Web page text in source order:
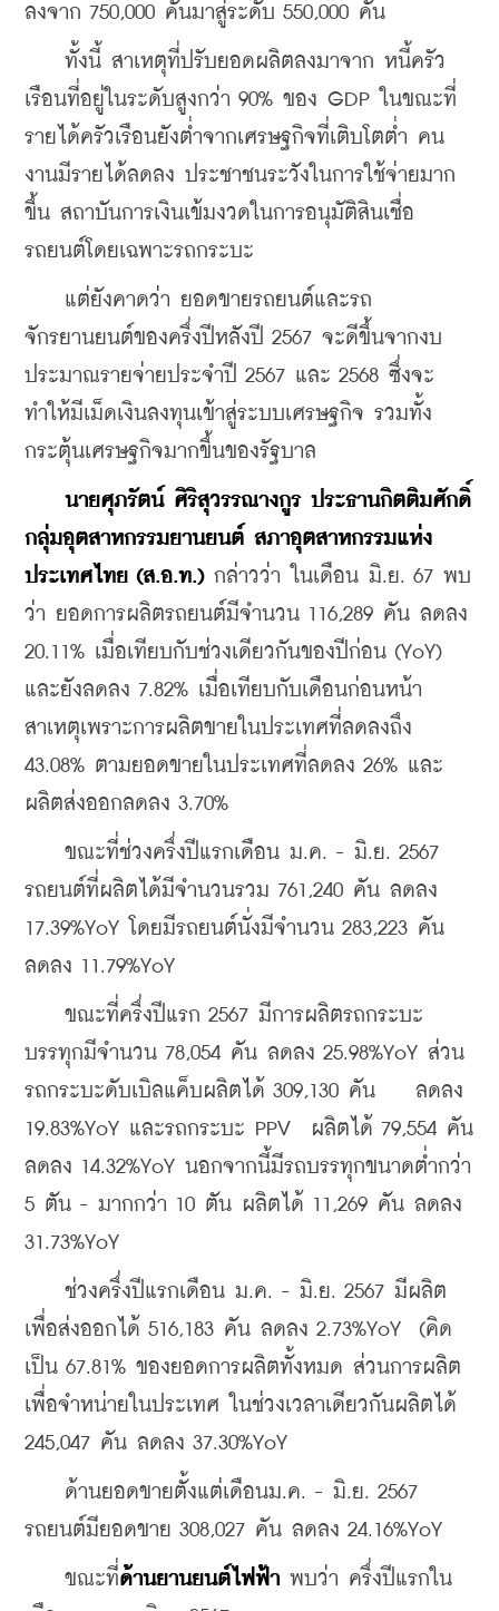
ลงจาก 750,000 คันมาสู่ระดับ 550,000 คัน
ทั้งนี้ สาเหตุที่ปรับยอดผลิตลงมาจาก หนี้ครัว
เรือนที่อยู่ในระดับสูงกว่า 90% ของ GDP ในขณะที่
รายได้ครัวเรือนยังต่ำจากเศรษฐกิจที่เติบโตต่ำ คน
งานมีรายได้ลดลง ประชาชนระวังในการใช้จ่ายมาก
ขึ้น สถาบันการเงินเข้มงวดในการอนุมัติสินเชื่อ
รถยนต์โดยเฉพาะรถกระบะ
แต่ยังคาดว่า ยอดขายรถยนต์และรถ
จักรยานยนต์ของครึ่งปีหลังปี 2567 จะดีขึ้นจากงบ
ประมาณรายจ่ายประจำปี 2567 และ 2568 ซึ่งจะ
ทำให้มีเม็ดเงินลงทุนเข้าสู่ระบบเศรษฐกิจ รวมทั้ง
กระตุ้นเศรษฐกิจมากขึ้นของรัฐบาล
นายศุภรัตน์ ศิริสุวรรณางกูร ประธานกิตติมศักดิ์
กลุ่มอุตสาหกรรมยานยนต์ สภาอุตสาหกรรมแห่ง
ประเทศไทย (ส.อ.ท.) กล่าวว่า ในเดือน มิ.ย. 67 พบ
ว่า ยอดการผลิตรถยนต์มีจำนวน 116,289 คัน ลดลง
20.11% เมื่อเทียบกับช่วงเดียวกันของปีก่อน (YoY)
และยังลดลง 7.82% เมื่อเทียบกับเดือนก่อนหน้า
สาเหตุเพราะการผลิตขายในประเทศที่ลดลงถึง
43.08% ตามยอดขายในประเทศที่ลดลง 26% และ
ผลิตส่งออกลดลง 3.70%
ขณะที่ช่วงครึ่งปีแรกเดือน ม.ค. - มิ.ย. 2567
รถยนต์ที่ผลิตได้มีจำนวนรวม 761,240 คัน ลดลง
17.39%YoY โดยมีรถยนต์นั่งมีจำนวน 283,223 คัน
ลดลง 11.79%YoY
ขณะที่ครึ่งปีแรก 2567 มีการผลิตรถกระบะ
บรรทุกมีจำนวน 78,054 คัน ลดลง 25.98%YoY ส่วน
รถกระบะดับเบิลแค็บผลิตได้ 309,130 คัน    ลดลง
19.83%YoY และรถกระบะ PPV  ผลิตได้ 79,554 คัน
ลดลง 14.32%YoY นอกจากนี้มีรถบรรทุกขนาดต่ำกว่า
5 ตัน - มากกว่า 10 ตัน ผลิตได้ 11,269 คัน ลดลง
31.73%YoY
ช่วงครึ่งปีแรกเดือน ม.ค. - มิ.ย. 2567 มีผลิต
เพื่อส่งออกได้ 516,183 คัน ลดลง 2.73%YoY  (คิด
เป็น 67.81% ของยอดการผลิตทั้งหมด ส่วนการผลิต
เพื่อจำหน่ายในประเทศ ในช่วงเวลาเดียวกันผลิตได้
245,047 คัน ลดลง 37.30%YoY
ด้านยอดขายตั้งแต่เดือนม.ค. - มิ.ย. 2567
รถยนต์มียอดขาย 308,027 คัน ลดลง 24.16%YoY
ขณะที่ด้านยานยนต์ไฟฟ้า พบว่า ครึ่งปีแรกใน